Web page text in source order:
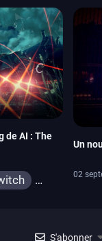
de AI : The
Un
02
S'abonner